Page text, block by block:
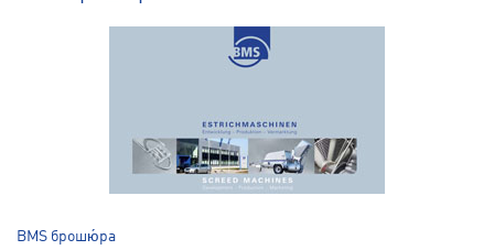
BMS брошю́ра